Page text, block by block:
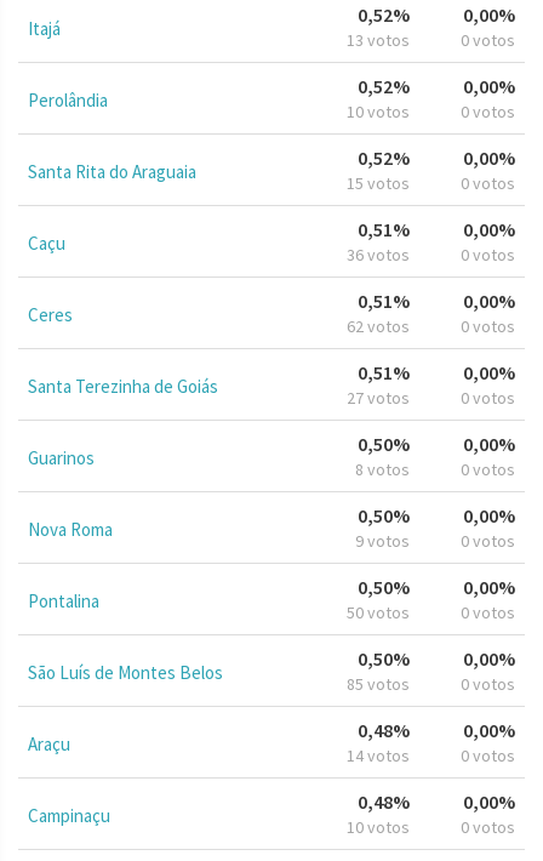
Itajá
0,52%
13 votos
0,00%
0 votos
Perolândia
0,52%
10 votos
0,00%
0 votos
Santa Rita do Araguaia
0,52%
15 votos
0,00%
0 votos
Caçu
0,51%
36 votos
0,00%
0 votos
Ceres
0,51%
62 votos
0,00%
0 votos
Santa Terezinha de Goiás
0,51%
27 votos
0,00%
0 votos
Guarinos
0,50%
8 votos
0,00%
0 votos
Nova Roma
0,50%
9 votos
0,00%
0 votos
Pontalina
0,50%
50 votos
0,00%
0 votos
São Luís de Montes Belos
0,50%
85 votos
0,00%
0 votos
Araçu
0,48%
14 votos
0,00%
0 votos
Campinaçu
0,48%
10 votos
0,00%
0 votos